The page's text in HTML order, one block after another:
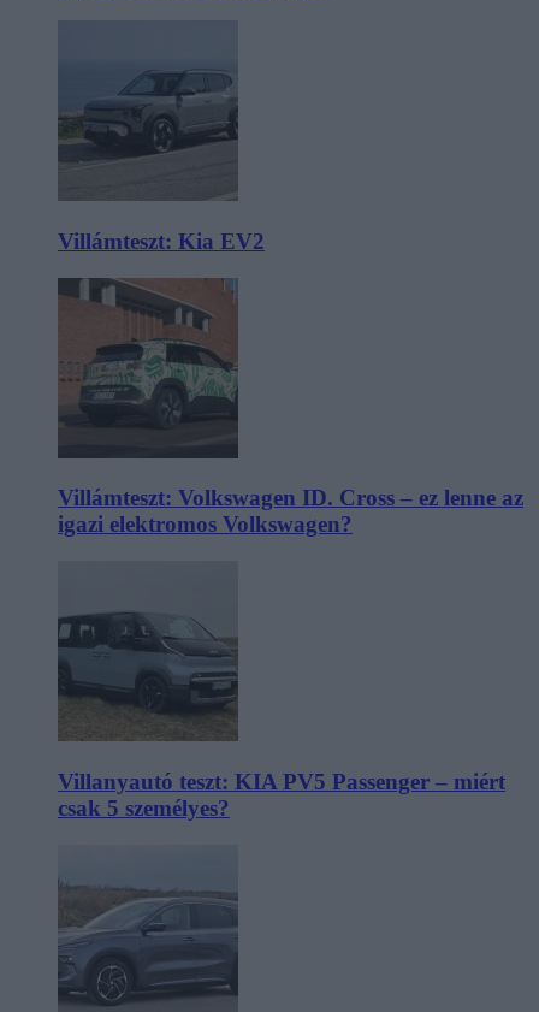
Villámteszt: Kia EV2
Villámteszt: Volkswagen ID. Cross – ez lenne az
igazi elektromos Volkswagen?
Villanyautó teszt: KIA PV5 Passenger – miért
csak 5 személyes?